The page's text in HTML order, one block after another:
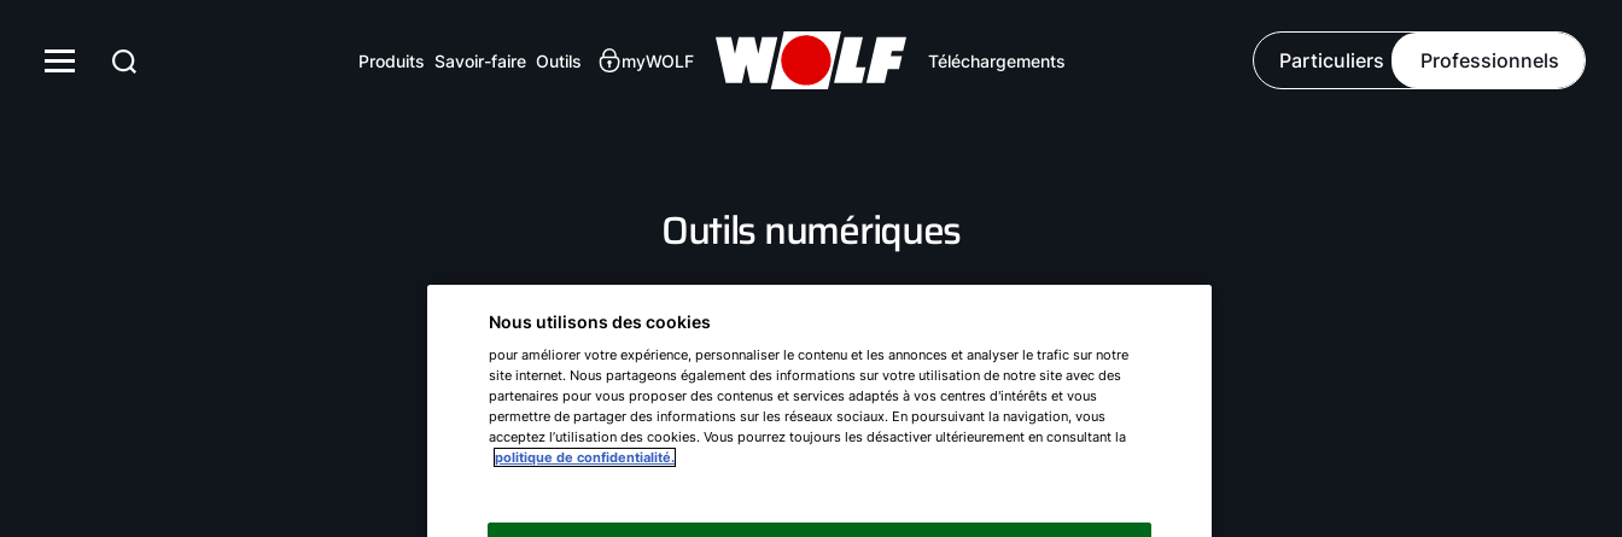
Produits Savoir-faire Outils myWOLF Téléchargements Particuliers Professionnels
Outils numériques
Navigateur BIM WOLF
Traitement d'air (navigateur CAD)
Nous utilisons des cookies
pour améliorer votre expérience, personnaliser le contenu et les annonces et analyser le trafic sur notre
site internet. Nous partageons également des informations sur votre utilisation de notre site avec des
partenaires pour vous proposer des contenus et services adaptés à vos centres d'intérêts et vous
permettre de partager des informations sur les réseaux sociaux. En poursuivant la navigation, vous
acceptez l’utilisation des cookies. Vous pourrez toujours les désactiver ultérieurement en consultant la
politique de confidentialité.